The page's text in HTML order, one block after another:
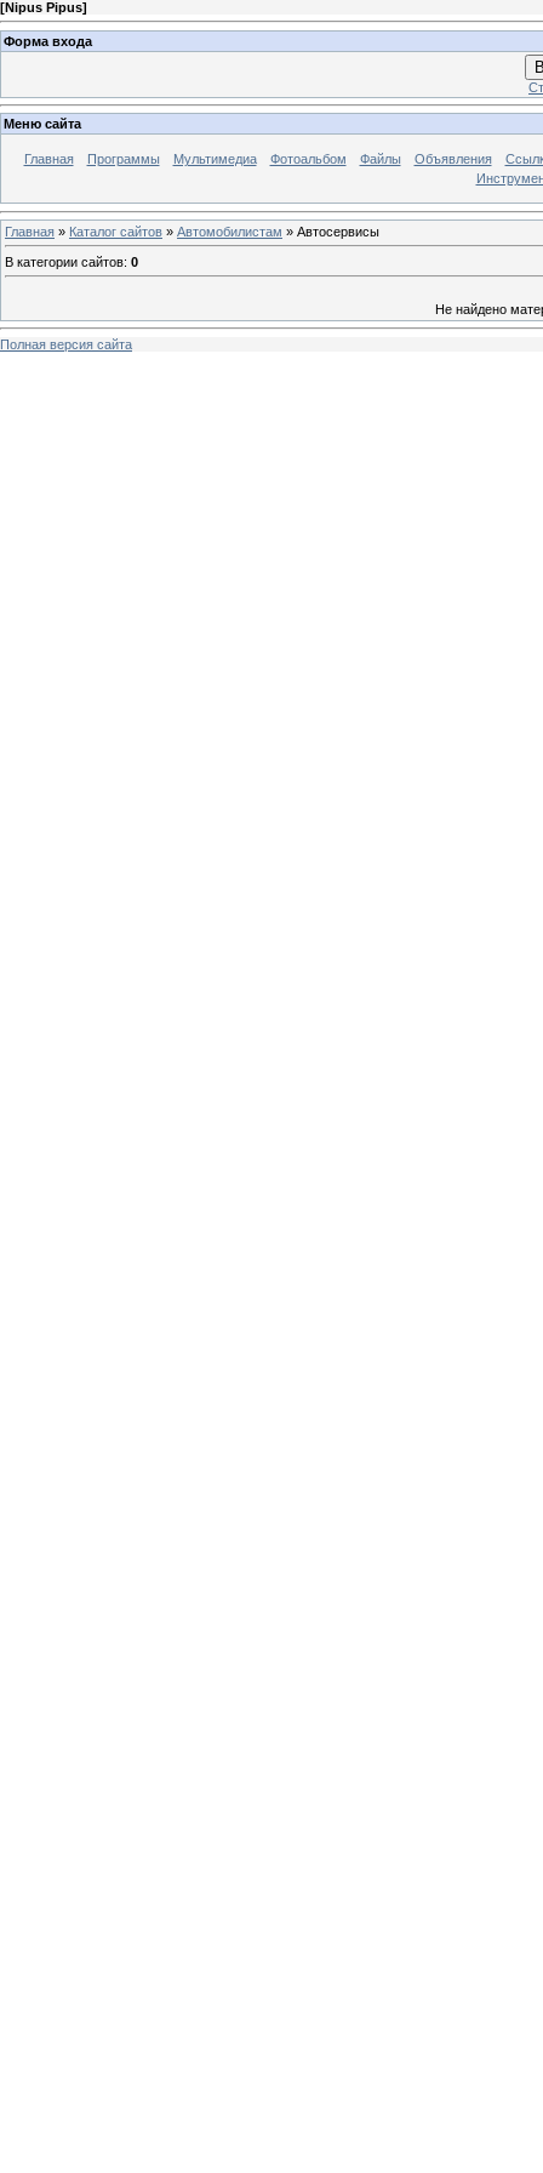
[Nipus Pipus]
Форма входа
Меню сайта
Главная Программы Мультимедиа Фотоальбом Файлы Объявления
Главная » Каталог сайтов » Автомобилистам » Автосервисы
В категории сайтов: 0
Не найдено
Полная версия сайта